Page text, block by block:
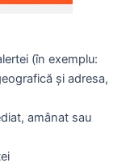
(în exemplu:
și adresa,
amânat sau